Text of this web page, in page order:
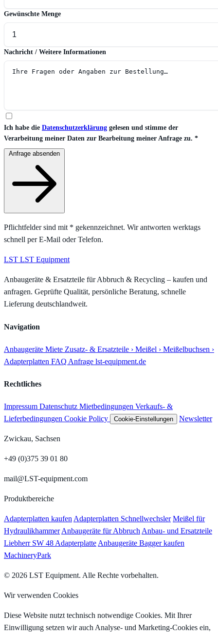
Gewünschte Menge
Nachricht / Weitere Informationen
Ich habe die Datenschutzerklärung gelesen und stimme der
Verarbeitung meiner Daten zur Bearbeitung meiner Anfrage zu. *
Pflichtfelder sind mit * gekennzeichnet. Wir antworten werktags
schnell per E-Mail oder Telefon.
LST LST Equipment
Anbaugeräte & Ersatzteile für Abbruch & Recycling – kaufen und
anfragen. Geprüfte Qualität, persönliche Beratung, schnelle
Lieferung deutschlandweit.
Navigation
Anbaugeräte Miete Zusatz- & Ersatzteile › Meißel › Meißelbuchsen ›
Adapterplatten FAQ Anfrage lst-equipment.de
Rechtliches
Impressum Datenschutz Mietbedingungen Verkaufs- &
Lieferbedingungen Cookie Policy Cookie-Einstellungen Newsletter
Zwickau, Sachsen
+49 (0)375 39 01 80
mail@LST-equipment.com
Produktbereiche
Adapterplatten kaufenAdapterplatten Schnellwechsler Meißel für
HydraulikhammerAnbaugeräte für AbbruchAnbau- und Ersatzteile
Liebherr SW 48 AdapterplatteAnbaugeräte Bagger kaufen
MachineryPark
© 2026 LST Equipment. Alle Rechte vorbehalten.
Wir verwenden Cookies
Diese Website nutzt technisch notwendige Cookies. Mit Ihrer
Einwilligung setzen wir auch Analyse- und Marketing-Cookies ein,